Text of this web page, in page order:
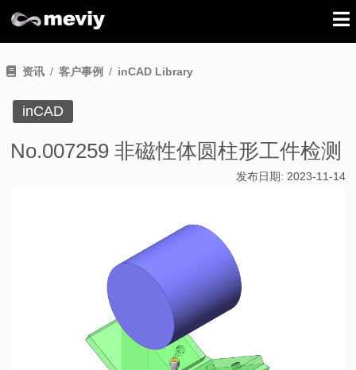
资讯 客户事例 inCAD Library
inCAD
No.007259 非磁性体圆柱形工件检测
发布日期: 2023-11-14